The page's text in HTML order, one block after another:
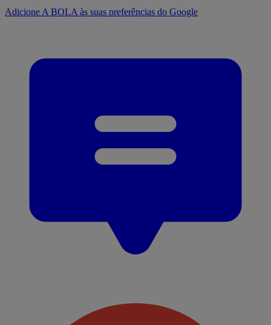
Adicione A BOLA às suas preferências do Google